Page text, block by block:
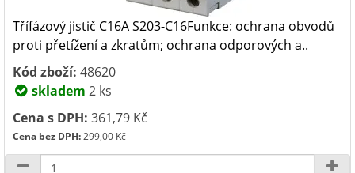
Třífázový jistič C16A S203-C16Funkce: ochrana obvodů
proti přetížení a zkratům; ochrana odporových a..
Kód zboží: 48620
skladem 2 ks
Cena s DPH: 361,79 Kč
Cena bez DPH:299,00 Kč